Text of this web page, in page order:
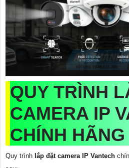
QUY TRÌNH
CAMERA IP
CHÍNH HÃNG
Quy trình lắp đặt camera IP Vantech